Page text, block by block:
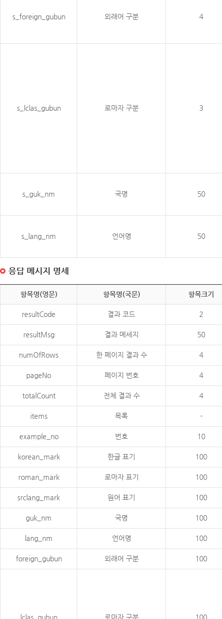
s_foreign_gubun 외래어 구분 4
s_lclas_gubun 로마자 구분 3
s_guk_nm 국명 50
s_lang_nm 언어명 50
응답 메시지 명세
항목명(영문) 항목명(국문) 항목크기
resultCode 결과 코드 2
resultMsg 결과 메세지 50
numOfRows 한 페이지 결과 수 4
pageNo 페이지 번호 4
totalCount 전체 결과 수 4
items 목록 -
example_no 번호 10
korean_mark 한글 표기 100
roman_mark 로마자 표기 100
srclang_mark 원어 표기 100
guk_nm 국명 100
lang_nm 언어명 100
foreign_gubun 외래어 구분 100
lclas_gubun 로마자 구분 100